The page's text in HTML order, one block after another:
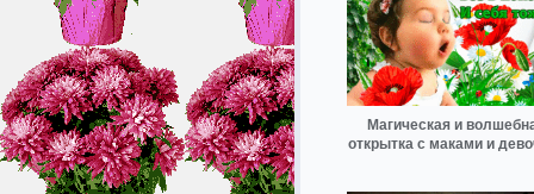
Магическая и
открытка с маками и